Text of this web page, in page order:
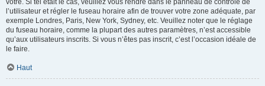
vôtre. Si tel était le cas, veuillez vous rendre dans le panneau de contrôle de
l’utilisateur et régler le fuseau horaire afin de trouver votre zone adéquate, par
exemple Londres, Paris, New York, Sydney, etc. Veuillez noter que le réglage
du fuseau horaire, comme la plupart des autres paramètres, n’est accessible
qu’aux utilisateurs inscrits. Si vous n’êtes pas inscrit, c’est l’occasion idéale de
le faire.
Haut